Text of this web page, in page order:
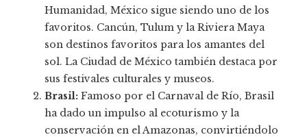
Humanidad, México sigue siendo uno de los
favoritos. Cancún, Tulum y la Riviera Maya
son destinos favoritos para los amantes del
sol. La Ciudad de México también destaca por
sus festivales culturales y museos.
Brasil: Famoso por el Carnaval de Río, Brasil
ha dado un impulso al ecoturismo y la
conservación en el Amazonas, convirtiéndolo